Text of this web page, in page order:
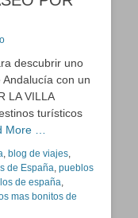
descubrir uno
con un
LA VILLA
turísticos
More …
, blog de viajes,
de España, pueblos
de españa,
mas bonitos de